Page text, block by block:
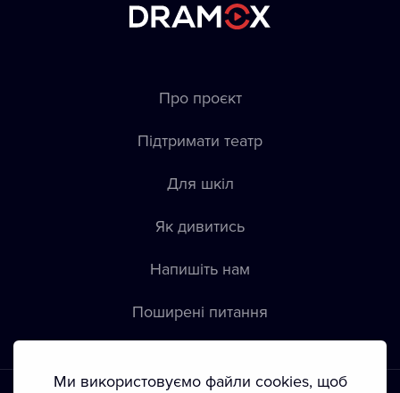
Про проєкт
Підтримати театр
Для шкіл
Як дивитись
Напишіть нам
Пoширені питання
Ми використовуємо файли cookies, щоб